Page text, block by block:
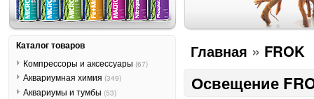
Главная » FROK
Освещение
Каталог товаров
Компрессоры и аксессуары (67)
Аквариумная химия (349)
Аквариумы и тумбы (53)